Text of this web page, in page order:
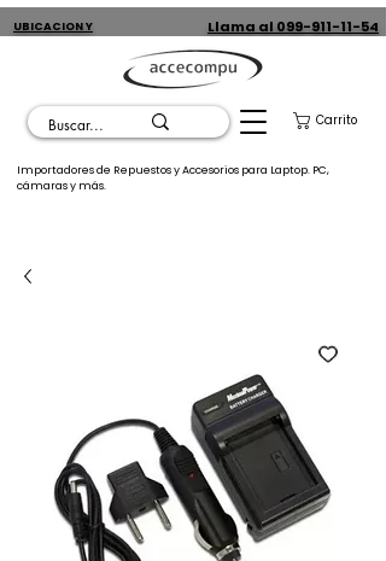
UBICACION Y
Llama al 099-911-11-54
Carrito
Importadores de Repuestos y Accesorios para Laptop. PC,
cámaras y más.